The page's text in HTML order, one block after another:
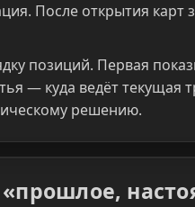
После открытия
позиций. Первая
— куда ведёт текущая
решению.